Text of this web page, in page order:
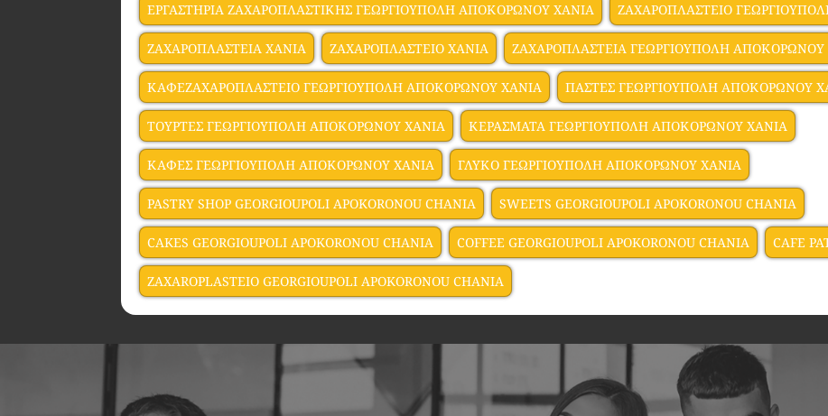
ΕΡΓΑΣΤΗΡΙΑ ΖΑΧΑΡΟΠΛΑΣΤΙΚΗΣ ΓΕΩΡΓΙΟΥΠΟΛΗ ΑΠΟΚΟΡΩΝΟΥ ΧΑΝΙΑ ΖΑΧΑΡΟΠΛΑΣΤΕΙΟ
ΖΑΧΑΡΟΠΛΑΣΤΕΙΑ ΧΑΝΙΑ ΖΑΧΑΡΟΠΛΑΣΤΕΙΟ ΧΑΝΙΑ ΖΑΧΑΡΟΠΛΑΣΤΕΙΑ ΓΕΩΡΓΙΟΥΠΟΛΗ ΑΠΟΚΟΡΩΝΟΥ
ΚΑΦΕΖΑΧΑΡΟΠΛΑΣΤΕΙΟ ΓΕΩΡΓΙΟΥΠΟΛΗ ΑΠΟΚΟΡΩΝΟΥ ΧΑΝΙΑ ΠΑΣΤΕΣ ΓΕΩΡΓΙΟΥΠΟΛΗ ΑΠΟΚΟΡΩΝΟΥ
ΤΟΥΡΤΕΣ ΓΕΩΡΓΙΟΥΠΟΛΗ ΑΠΟΚΟΡΩΝΟΥ ΧΑΝΙΑ ΚΕΡΑΣΜΑΤΑ ΓΕΩΡΓΙΟΥΠΟΛΗ ΑΠΟΚΟΡΩΝΟΥ ΧΑΝΙΑ
ΚΑΦΕΣ ΓΕΩΡΓΙΟΥΠΟΛΗ ΑΠΟΚΟΡΩΝΟΥ ΧΑΝΙΑ ΓΛΥΚΟ ΓΕΩΡΓΙΟΥΠΟΛΗ ΑΠΟΚΟΡΩΝΟΥ ΧΑΝΙΑ
PASTRY SHOP GEORGIOUPOLI APOKORONOU CHANIA SWEETS GEORGIOUPOLI APOKORONOU CHANIA
CAKES GEORGIOUPOLI APOKORONOU CHANIA COFFEE GEORGIOUPOLI APOKORONOU CHANIA CAFE
ZAXAROPLASTEIO GEORGIOUPOLI APOKORONOU CHANIA